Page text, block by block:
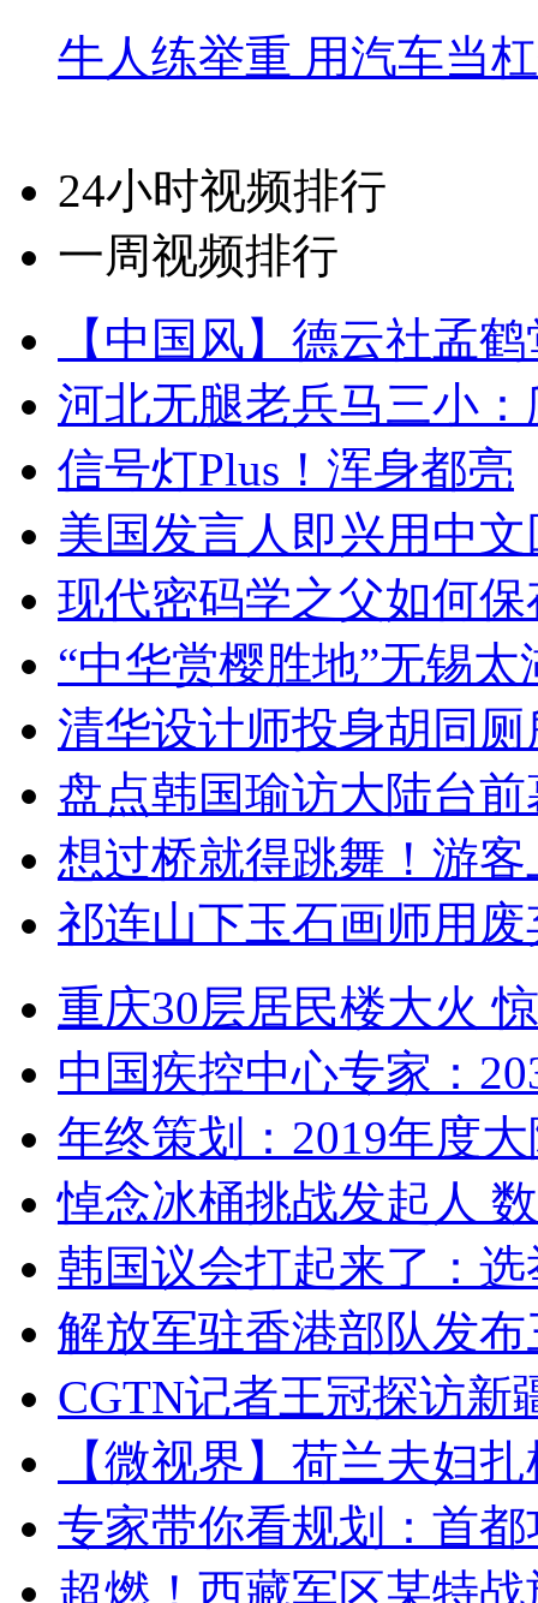
牛人练举重 用汽车当
24小时视频排行
一周视频排行
【中国风】德云社孟
河北无腿老兵马三小
信号灯Plus！浑身都亮
美国发言人即兴用中
现代密码学之父如何
“中华赏樱胜地”无锡
清华设计师投身胡同
盘点韩国瑜访大陆台
想过桥就得跳舞！游客
祁连山下玉石画师用
重庆30层居民楼大火
中国疾控中心专家：
年终策划：2019年度
悼念冰桶挑战发起人
韩国议会打起来了：
解放军驻香港部队发
CGTN记者王冠探访新
【微视界】荷兰夫妇
专家带你看规划：首
超燃！西藏军区某特